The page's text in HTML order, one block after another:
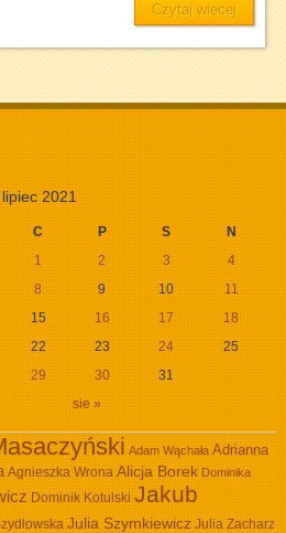
Czytaj więcej
lipiec 2021
C P S N
sie »
1 2 3
4
8 9 10
11
15 16 17
18
22 23 24
25
29 30 31
Adam Wąchała Adrianna
Agnieszka Wrona Alicja Borek Dominika
Dominik Kotulski Jakub
Julia Szymkiewicz Julia Zacharz